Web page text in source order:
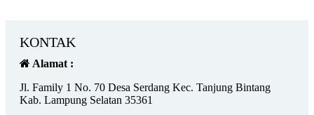
KONTAK
Alamat :
Jl. Family 1 No. 70 Desa Serdang Kec. Tanjung Bintang
Kab. Lampung Selatan 35361